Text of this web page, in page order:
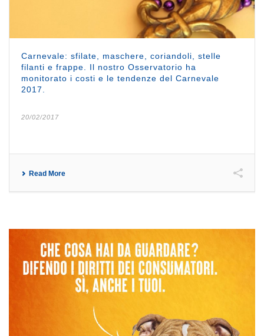
Carnevale: sfilate, maschere, coriandoli, stelle
filanti e frappe. Il nostro Osservatorio ha
monitorato i costi e le tendenze del Carnevale
2017.
20/02/2017
Read More